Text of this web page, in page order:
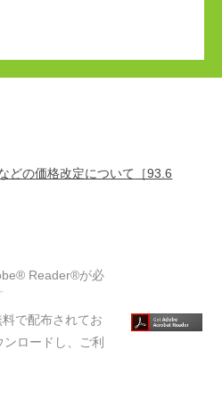
どの価格改定について
［93.6
Reader®が必
料で配布されてお
ロードし、ご利